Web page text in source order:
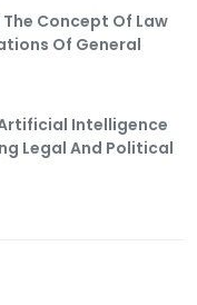
Concept Of Law
Of General
Intelligence
Legal And Political